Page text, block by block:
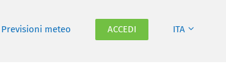
Previsioni meteo ACCEDI ITA